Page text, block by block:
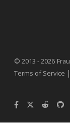
© 2013 - 2026
Terms of Service |